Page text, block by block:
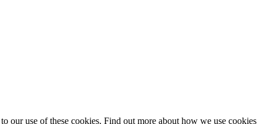
our use of these cookies. Find out more about how we use cookies